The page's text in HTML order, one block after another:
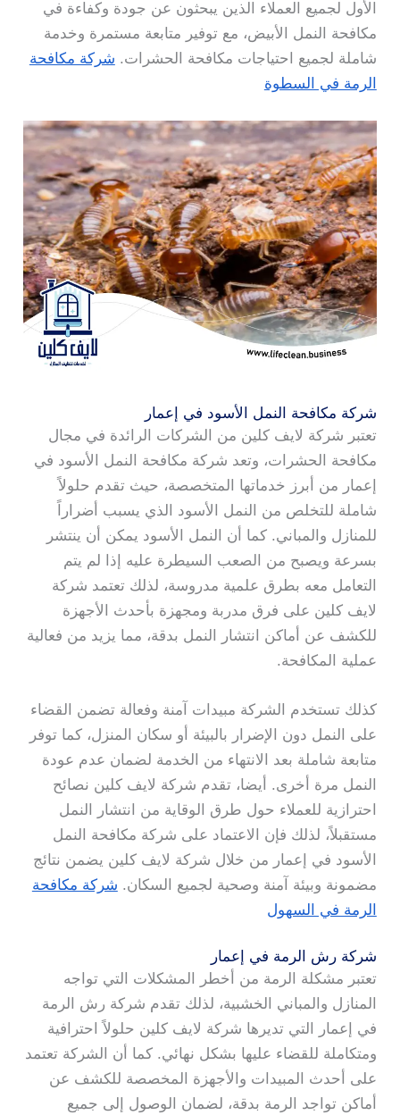
الأول لجميع العملاء الذين يبحثون عن جودة وكفاءة في
مكافحة النمل الأبيض، مع توفير متابعة مستمرة وخدمة
شاملة لجميع احتياجات مكافحة الحشرات. شركة مكافحة
الرمة في السطوة
شركة مكافحة النمل الأسود في إعمار
تعتبر شركة لايف كلين من الشركات الرائدة في مجال
مكافحة الحشرات، وتعد شركة مكافحة النمل الأسود في
إعمار من أبرز خدماتها المتخصصة، حيث تقدم حلولاً
شاملة للتخلص من النمل الأسود الذي يسبب أضراراً
للمنازل والمباني. كما أن النمل الأسود يمكن أن ينتشر
بسرعة ويصبح من الصعب السيطرة عليه إذا لم يتم
التعامل معه بطرق علمية مدروسة، لذلك تعتمد شركة
لايف كلين على فرق مدربة ومجهزة بأحدث الأجهزة
للكشف عن أماكن انتشار النمل بدقة، مما يزيد من فعالية
عملية المكافحة.
كذلك تستخدم الشركة مبيدات آمنة وفعالة تضمن القضاء
على النمل دون الإضرار بالبيئة أو سكان المنزل، كما توفر
متابعة شاملة بعد الانتهاء من الخدمة لضمان عدم عودة
النمل مرة أخرى. أيضا، تقدم شركة لايف كلين نصائح
احترازية للعملاء حول طرق الوقاية من انتشار النمل
مستقبلاً، لذلك فإن الاعتماد على شركة مكافحة النمل
الأسود في إعمار من خلال شركة لايف كلين يضمن نتائج
مضمونة وبيئة آمنة وصحية لجميع السكان. شركة مكافحة
الرمة في السهول
شركة رش الرمة في إعمار
تعتبر مشكلة الرمة من أخطر المشكلات التي تواجه
المنازل والمباني الخشبية، لذلك تقدم شركة رش الرمة
في إعمار التي تديرها شركة لايف كلين حلولاً احترافية
ومتكاملة للقضاء عليها بشكل نهائي. كما أن الشركة تعتمد
على أحدث المبيدات والأجهزة المخصصة للكشف عن
أماكن تواجد الرمة بدقة، لضمان الوصول إلى جميع